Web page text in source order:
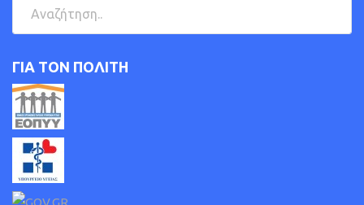
ΓΙΑ ΤΟΝ ΠΟΛΙΤΗ